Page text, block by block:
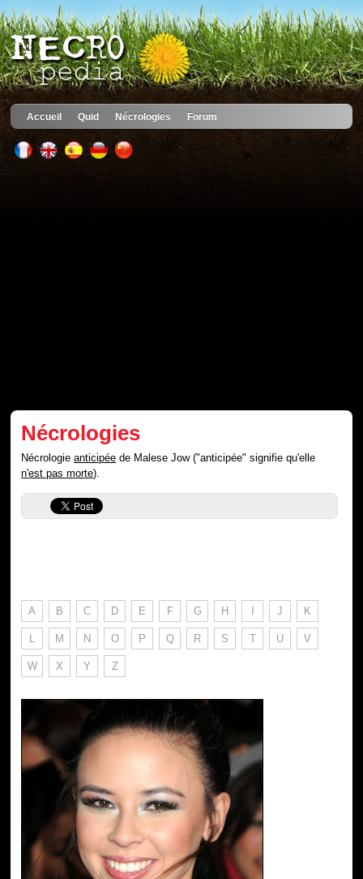
Accueil Quid Nécrologies Forum
Nécrologies
Nécrologieanticipée de Malese Jow ("anticipée" signifie qu'elle
n'est pas morte).
A B C D E F G H I J K
L M N O P Q R S T U V
W X Y Z